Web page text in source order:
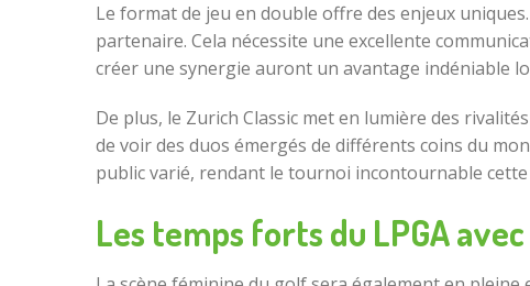
Le format de jeu en double offre des enjeux
partenaire. Cela nécessite une excellente
créer une synergie auront un avantage indéniable
De plus, le Zurich Classic met en lumière des
de voir des duos émergés de différents coins du
public varié, rendant le tournoi incontournable cette
Les temps forts du LPGA